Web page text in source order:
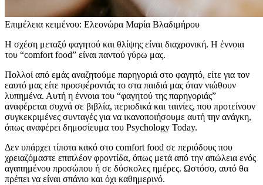
Επιμέλεια κειμένου: Ελεονώρα Μαρία Βλαδιμήρου
Η σχέση μεταξύ φαγητού και θλίψης είναι διαχρονική. Η έννοια
του “comfort food” είναι παντού γύρω μας.
Πολλοί από εμάς αναζητούμε παρηγοριά στο φαγητό, είτε για τον
εαυτό μας είτε προσφέροντάς το στα παιδιά μας όταν νιώθουν
λυπημένα. Αυτή η έννοια του “φαγητού της παρηγοριάς”
αναφέρεται συχνά σε βιβλία, περιοδικά και ταινίες, που προτείνουν
συγκεκριμένες συνταγές για να ικανοποιήσουμε αυτή την ανάγκη,
όπως αναφέρει δημοσίευμα του Psychology Today.
Δεν υπάρχει τίποτα κακό στο comfort food σε περιόδους που
χρειαζόμαστε επιπλέον φροντίδα, όπως μετά από την απώλεια ενός
αγαπημένου προσώπου ή σε δύσκολες ημέρες. Ωστόσο, αυτό θα
πρέπει να είναι σπάνιο και όχι καθημερινό.